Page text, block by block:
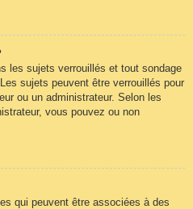
les sujets verrouillés et tout sondage
sujets peuvent être verrouillés pour
ou un administrateur. Selon les
vous pouvez ou non
qui peuvent être associées à des